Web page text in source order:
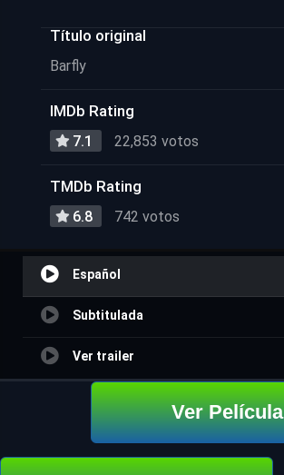
Título original
Barfly
IMDb Rating
7.1 22,853 votos
TMDb Rating
6.8 742 votos
Español
Subtitulada
Ver trailer
Ver Película